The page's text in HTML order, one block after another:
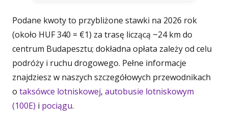
Podane kwoty to przybliżone stawki na 2026 rok
(około HUF 340 = €1) za trasę liczącą ~24 km do
centrum Budapesztu; dokładna opłata zależy od celu
podróży i ruchu drogowego. Pełne informacje
znajdziesz w naszych szczegółowych przewodnikach
o taksówce lotniskowej, autobusie lotniskowym
(100E) i pociągu.